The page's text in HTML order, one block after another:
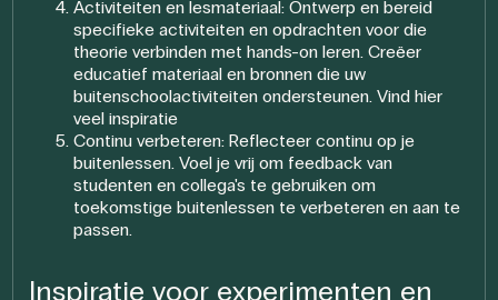
Activiteiten en lesmateriaal: Ontwerp en bereid
specifieke activiteiten en opdrachten voor die
theorie verbinden met hands-on leren. Creëer
educatief materiaal en bronnen die uw
buitenschoolactiviteiten ondersteunen. Vind hier
veel inspiratie
Continu verbeteren: Reflecteer continu op je
buitenlessen. Voel je vrij om feedback van
studenten en collega's te gebruiken om
toekomstige buitenlessen te verbeteren en aan te
passen.
Inspiratie voor experimenten en